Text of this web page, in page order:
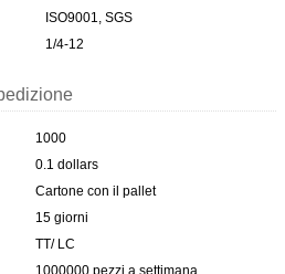
ISO9001, SGS
1/4-12
1000
0.1 dollars
Cartone con il pallet
15 giorni
TT/ LC
1000000 pezzi a settimana